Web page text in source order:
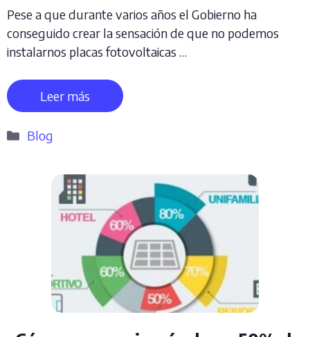
Pese a que durante varios años el Gobierno ha
conseguido crear la sensación de que no podemos
instalarnos placas fotovoltaicas …
Leer más
Categorías
Blog